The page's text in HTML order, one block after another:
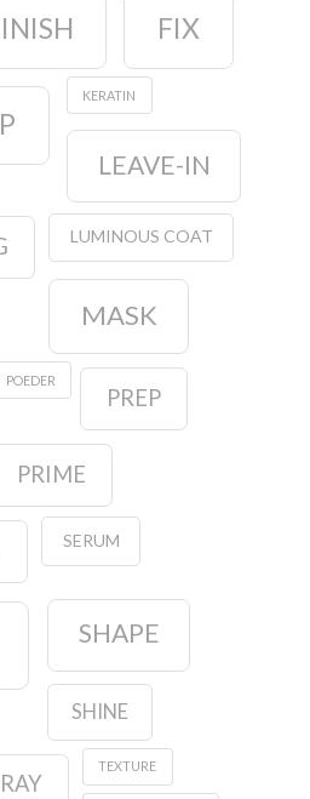
FIX
KERATIN
LEAVE-IN
LUMINOUS COAT
MASK
POEDER
PREP
PRIME
SERUM
SHAPE
SHINE
TEXTURE